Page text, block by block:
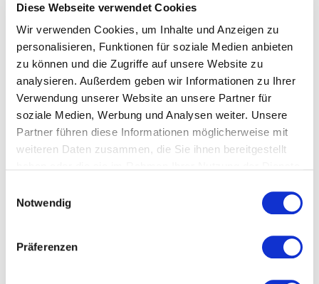
Diese Webseite verwendet Cookies
Wir verwenden Cookies, um Inhalte und Anzeigen zu
personalisieren, Funktionen für soziale Medien anbieten
zu können und die Zugriffe auf unsere Website zu
analysieren. Außerdem geben wir Informationen zu Ihrer
Verwendung unserer Website an unsere Partner für
soziale Medien, Werbung und Analysen weiter. Unsere
Partner führen diese Informationen möglicherweise mit
weiteren Daten zusammen, die Sie ihnen bereitgestellt
Notwendig
Präferenzen
Schlagfertigkeit und überzeugende
Argumentation
Gerade in schwierigen Gesprächen oder
unerwarteten Situationen kommt es darauf an,
schnell die richtigen Worte zu finden. Wer
schlagfertig reagiert, wirkt souverän und gewinnt an
Überzeugungskraft.Matthias Pöhmzeigt, wie
rhetorische Techniken, präzise Formulierungen und
Vorträge vermitteln unmittelbar anwendbare
Methoden für Beruf, Führung und Alltag.
Wirkung, Präsenz und